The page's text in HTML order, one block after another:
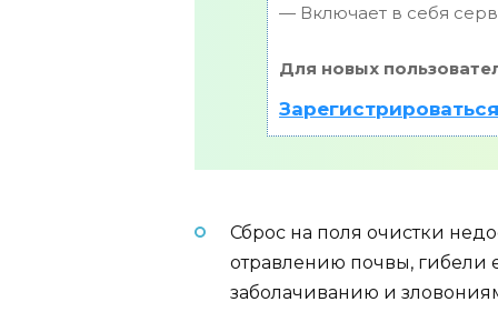
— Включает в себя
Для новых
Сброс на поля очистки
отравлению почвы, гибели
заболачиванию и